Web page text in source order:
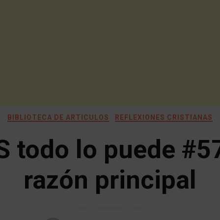
BIBLIOTECA DE ARTICULOS REFLEXIONES CRISTIANAS
todo lo puede
razón principal